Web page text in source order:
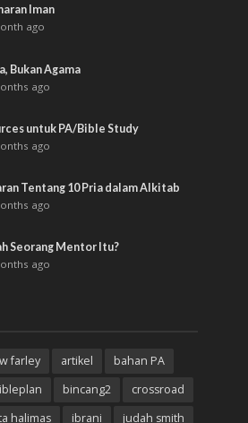
Iman
ago
Bukan Agama
ago
untuk PA/Bible Study
ago
Tentang 10 Pria dalam Alkitab
ago
Seorang Mentor Itu?
ago
farley artikel
bahan PA
bincang2
crossroad
halimas ibrani judah smith